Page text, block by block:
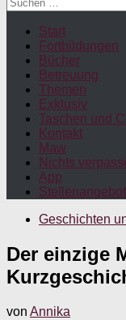
nach:
Start
Fortbildungen
Bücher
Betreuung
Themen
Exklusiv
Taschen und
Kontakt
Maw
Nichts
App
Geschichten
Der einzige
von Annika